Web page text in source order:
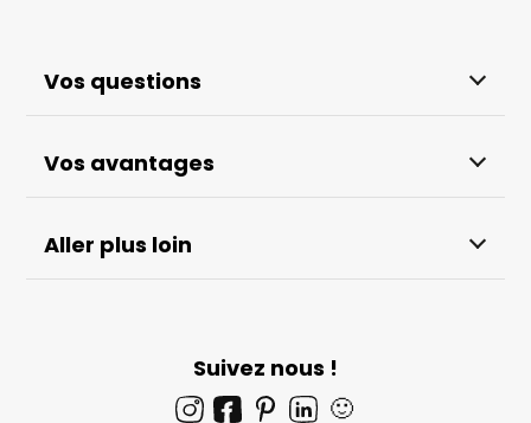
Vos questions
Vos avantages
Aller plus loin
Suivez nous !
🙂